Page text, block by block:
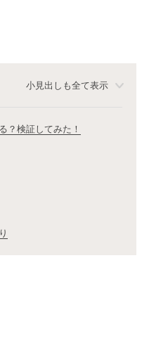
小見出しも全て表示
？検証してみた！